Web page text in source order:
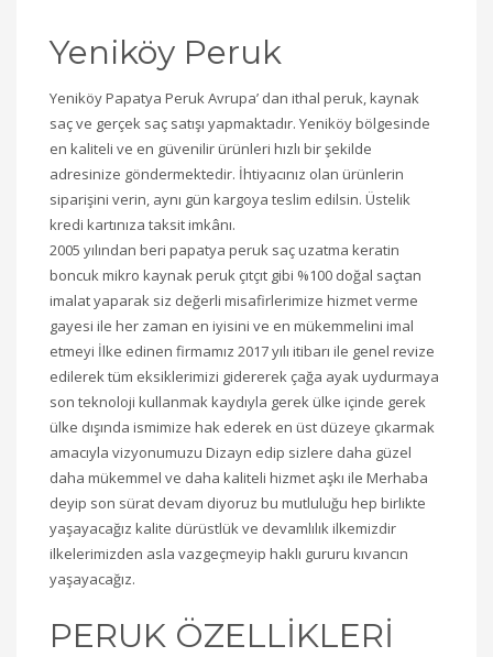
Yeniköy Peruk
Yeniköy Papatya Peruk Avrupa’ dan ithal peruk, kaynak
saç ve gerçek saç satışı yapmaktadır. Yeniköy bölgesinde
en kaliteli ve en güvenilir ürünleri hızlı bir şekilde
adresinize göndermektedir. İhtiyacınız olan ürünlerin
siparişini verin, aynı gün kargoya teslim edilsin. Üstelik
kredi kartınıza taksit imkânı.
2005 yılından beri papatya peruk saç uzatma keratin
boncuk mikro kaynak peruk çıtçıt gibi %100 doğal saçtan
imalat yaparak siz değerli misafirlerimize hizmet verme
gayesi ile her zaman en iyisini ve en mükemmelini imal
etmeyi İlke edinen firmamız 2017 yılı itibarı ile genel revize
edilerek tüm eksiklerimizi gidererek çağa ayak uydurmaya
son teknoloji kullanmak kaydıyla gerek ülke içinde gerek
ülke dışında ismimize hak ederek en üst düzeye çıkarmak
amacıyla vizyonumuzu Dizayn edip sizlere daha güzel
daha mükemmel ve daha kaliteli hizmet aşkı ile Merhaba
deyip son sürat devam diyoruz bu mutluluğu hep birlikte
yaşayacağız kalite dürüstlük ve devamlılık ilkemizdir
ilkelerimizden asla vazgeçmeyip haklı gururu kıvancın
yaşayacağız.
PERUK ÖZELLİKLERİ